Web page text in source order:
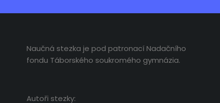
Naučná stezka je pod patronací Nadačního
fondu Táborského soukromého gymnázia.
Autoři stezky: